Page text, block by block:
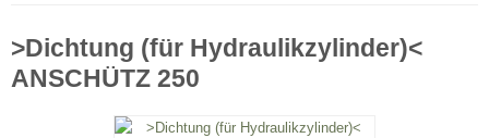
>Dichtung (für Hydraulikzylinder)<
ANSCHÜTZ 250